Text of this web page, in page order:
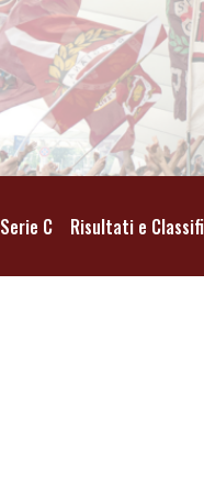
Serie C Risultati e